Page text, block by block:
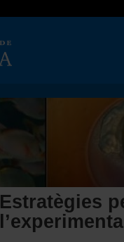
Estratègies